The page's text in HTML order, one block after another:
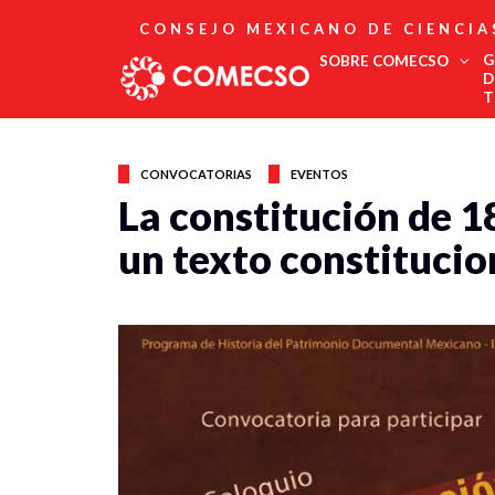
CONSEJO MEXICANO DE
SOBRE COMECSO
Asociados
Directorio
Estatutos
Fundadores
Publicaciones
CONVOCATORIAS EVENTOS
La constitución de
un texto